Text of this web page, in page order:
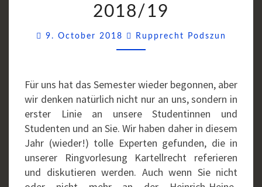
2018/19
2018/19
9. October 2018 Rupprecht Podszun
Für uns hat das Semester wieder begonnen, aber
wir denken natürlich nicht nur an uns, sondern in
erster Linie an unsere Studentinnen und
Studenten und an Sie. Wir haben daher in diesem
Jahr (wieder!) tolle Experten gefunden, die in
unserer Ringvorlesung Kartellrecht referieren
und diskutieren werden. Auch wenn Sie nicht